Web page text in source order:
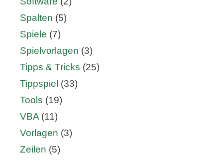
Spalten (5)
Spiele (7)
Spielvorlagen (3)
Tipps & Tricks (25)
Tippspiel (33)
Tools (19)
VBA (11)
Vorlagen (3)
Zeilen (5)